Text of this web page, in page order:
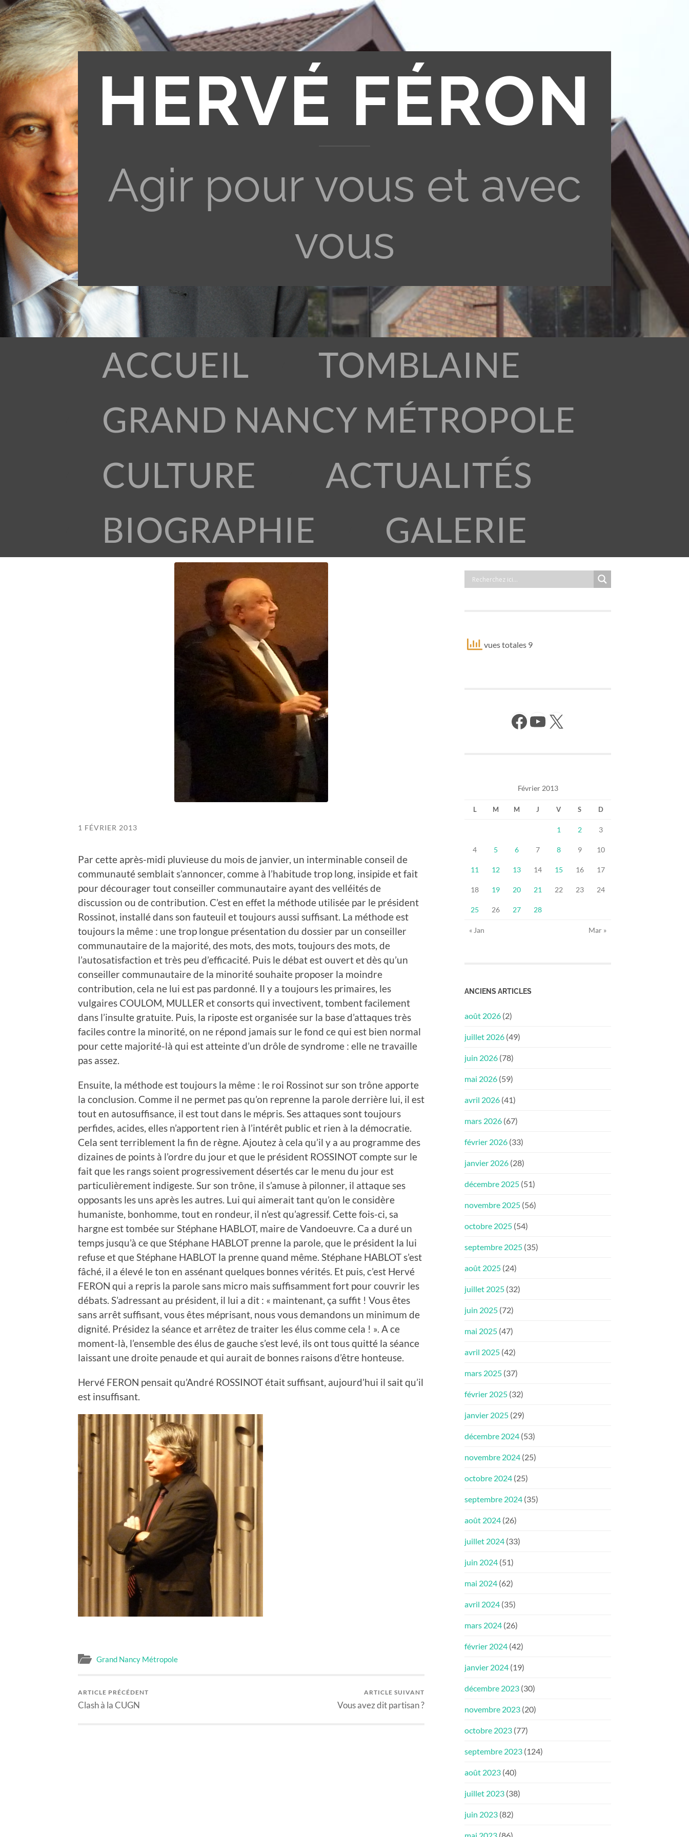
HERVÉ FÉRON
Agir pour vous et avec
vous
ACCUEIL
TOMBLAINE
GRAND NANCY MÉTROPOLE
CULTURE
ACTUALITÉS
BIOGRAPHIE
GALERIE
1 FÉVRIER 2013
Par cette après-midi pluvieuse du mois de janvier, un interminable conseil de
communauté semblait s’annoncer, comme à l’habitude trop long, insipide et fait
pour décourager tout conseiller communautaire ayant des velléités de
discussion ou de contribution. C’est en effet la méthode utilisée par le président
Rossinot, installé dans son fauteuil et toujours aussi suffisant. La méthode est
toujours la même : une trop longue présentation du dossier par un conseiller
communautaire de la majorité, des mots, des mots, toujours des mots, de
l’autosatisfaction et très peu d’efficacité. Puis le débat est ouvert et dès qu’un
conseiller communautaire de la minorité souhaite proposer la moindre
contribution, cela ne lui est pas pardonné. Il y a toujours les primaires, les
vulgaires COULOM, MULLER et consorts qui invectivent, tombent facilement
dans l’insulte gratuite. Puis, la riposte est organisée sur la base d’attaques très
faciles contre la minorité, on ne répond jamais sur le fond ce qui est bien normal
pour cette majorité-là qui est atteinte d’un drôle de syndrome : elle ne travaille
pas assez.
Ensuite, la méthode est toujours la même : le roi Rossinot sur son trône apporte
la conclusion. Comme il ne permet pas qu’on reprenne la parole derrière lui, il est
tout en autosuffisance, il est tout dans le mépris. Ses attaques sont toujours
perfides, acides, elles n’apportent rien à l’intérêt public et rien à la démocratie.
Cela sent terriblement la fin de règne. Ajoutez à cela qu’il y a au programme des
dizaines de points à l’ordre du jour et que le président ROSSINOT compte sur le
fait que les rangs soient progressivement désertés car le menu du jour est
particulièrement indigeste. Sur son trône, il s’amuse à pilonner, il attaque ses
opposants les uns après les autres. Lui qui aimerait tant qu’on le considère
humaniste, bonhomme, tout en rondeur, il n’est qu’agressif. Cette fois-ci, sa
hargne est tombée sur Stéphane HABLOT, maire de Vandoeuvre. Ca a duré un
temps jusqu’à ce que Stéphane HABLOT prenne la parole, que le président la lui
refuse et que Stéphane HABLOT la prenne quand même. Stéphane HABLOT s’est
fâché, il a élevé le ton en assénant quelques bonnes vérités. Et puis, c’est Hervé
FERON qui a repris la parole sans micro mais suffisamment fort pour couvrir les
débats. S’adressant au président, il lui a dit : « maintenant, ça suffit ! Vous êtes
sans arrêt suffisant, vous êtes méprisant, nous vous demandons un minimum de
dignité. Présidez la séance et arrêtez de traiter les élus comme cela ! ». A ce
moment-là, l’ensemble des élus de gauche s’est levé, ils ont tous quitté la séance
laissant une droite penaude et qui aurait de bonnes raisons d’être honteuse.
Hervé FERON pensait qu’André ROSSINOT était suffisant, aujourd’hui il sait qu’il
est insuffisant.
Grand Nancy Métropole
ARTICLE PRÉCÉDENT
Clash à la CUGN
ARTICLE SUIVANT
Vous avez dit partisan ?
vues totales 9
Facebook YouTube X
Février 2013
L M M J V S D
1 2 3
4 5 6 7 8 9 10
11 12 13 14 15 16 17
18 19 20 21 22 23 24
25 26 27 28
« Jan Mar »
ANCIENS ARTICLES
août 2026 (2)
juillet 2026 (49)
juin 2026 (78)
mai 2026 (59)
avril 2026 (41)
mars 2026 (67)
février 2026 (33)
janvier 2026 (28)
décembre 2025 (51)
novembre 2025 (56)
octobre 2025 (54)
septembre 2025 (35)
août 2025 (24)
juillet 2025 (32)
juin 2025 (72)
mai 2025 (47)
avril 2025 (42)
mars 2025 (37)
février 2025 (32)
janvier 2025 (29)
décembre 2024 (53)
novembre 2024 (25)
octobre 2024 (25)
septembre 2024 (35)
août 2024 (26)
juillet 2024 (33)
juin 2024 (51)
mai 2024 (62)
avril 2024 (35)
mars 2024 (26)
février 2024 (42)
janvier 2024 (19)
décembre 2023 (30)
novembre 2023 (20)
octobre 2023 (77)
septembre 2023 (124)
août 2023 (40)
juillet 2023 (38)
juin 2023 (82)
mai 2023 (86)